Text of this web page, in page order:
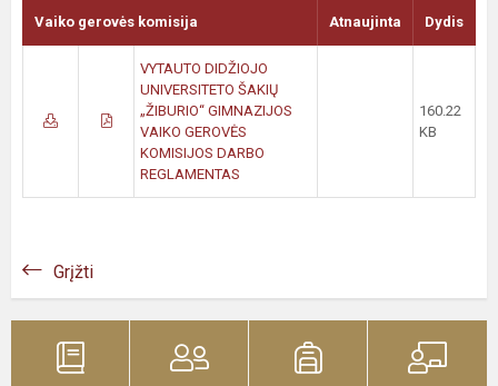
Vaiko gerovės komisija Atnaujinta Dydis
VYTAUTO DIDŽIOJO
UNIVERSITETO ŠAKIŲ
„ŽIBURIO“ GIMNAZIJOS
VAIKO GEROVĖS
KOMISIJOS DARBO
REGLAMENTAS
160.22
KB
Grįžti